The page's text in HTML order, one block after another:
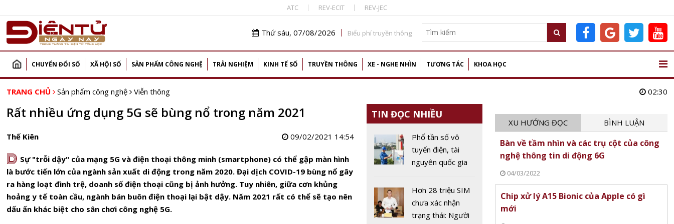
ATC REV-ECIT REV-JEC
Thứ sáu, 07/08/2026 Biểu phí truyền thông
CHUYỂN ĐỔI SỐ XÃ HỘI SỐ SẢN PHẨM CÔNG NGHỆ TRẢI NGHIỆM KINH TẾ SỐ TRUYỀN THÔNG XE - NGHE NHÌN TƯƠNG TÁC KHOA HỌC
TRANG CHỦ Sản phẩm công nghệ Viễn thông 02:30
Rất nhiều ứng dụng 5G sẽ bùng nổ trong năm 2021
Thế Kiên 09/02/2021 14:54
D Sự "trỗi dậy" của mạng 5G và điện thoại thông minh (smartphone) có thể gập màn hình
là bước tiến lớn của ngành sản xuất di động trong năm 2020. Đại dịch COVID-19 bùng nổ gây
ra hàng loạt đình trệ, doanh số điện thoại cũng bị ảnh hưởng. Tuy nhiên, giữa cơn khủng
hoảng y tế toàn cầu, ngành bán buôn điện thoại lại bật dậy. Năm 2021 rất có thể sẽ tạo nên
dấu ấn khác biệt cho sân chơi công nghệ 5G.
TIN ĐỌC NHIỀU
Phổ tần số vô
tuyến điện, tài
nguyên quốc gia
kinh tế số
Hơn 28 triệu SIM
chưa xác nhận
trạng thái: Người
XU HƯỚNG ĐỌC BÌNH LUẬN
Bàn về tầm nhìn và các trụ cột của công
nghệ thông tin di động 6G
04/03/2022
Chip xử lý A15 Bionic của Apple có gì
mới